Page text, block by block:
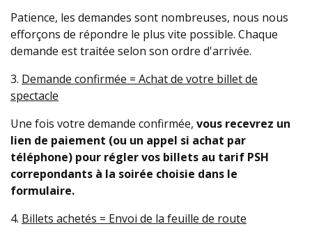
Patience, les demandes sont nombreuses, nous nous
efforçons de répondre le plus vite possible. Chaque
demande est traitée selon son ordre d'arrivée.
3. Demande confirmée = Achat de votre billet de
spectacle
Une fois votre demande confirmée, vous recevrez un
lien de paiement (ou un appel si achat par
téléphone) pour régler vos billets au tarif PSH
correpondants à la soirée choisie dans le
formulaire.
4. Billets achetés = Envoi de la feuille de route